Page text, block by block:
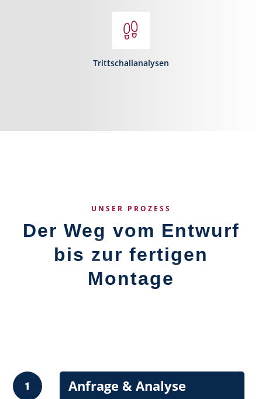
Trittschallanalysen
UNSER PROZESS
Der Weg vom Entwurf
bis zur fertigen
Montage
Anfrage & Analyse